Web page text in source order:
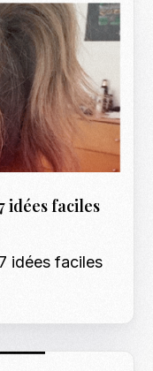
idées faciles
idées faciles